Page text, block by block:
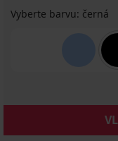
Vyberte barvu: černá